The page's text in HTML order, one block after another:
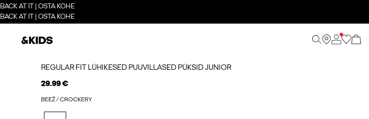
BACK AT IT | OSTA KOHE
BACK AT IT | OSTA KOHE
REGULAR FIT LÜHIKESED PUUVILLASED PÜKSID JUNIOR
29.99 €
BEEŽ / CROCKERY